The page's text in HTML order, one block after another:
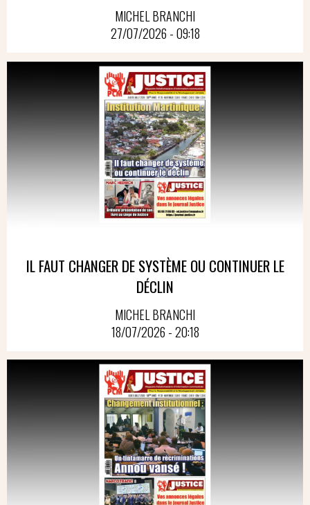
MICHEL BRANCHI
27/07/2026 - 09:18
IL FAUT CHANGER DE SYSTÈME OU CONTINUER LE
DÉCLIN
MICHEL BRANCHI
18/07/2026 - 20:18